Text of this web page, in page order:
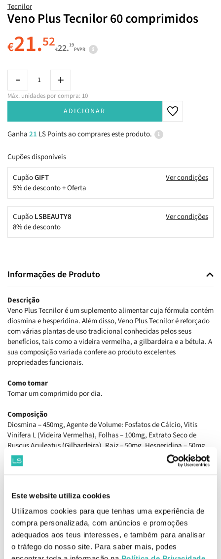
Este website utiliza cookies
Utilizamos cookies para que tenhas uma experiência de
compra personalizada, com anúncios e promoções
adequados aos teus interesses, e também para analisar
o tráfego do nosso site. Para saber mais, podes
Tecnilor
Veno Plus Tecnilor 60 comprimidos
€21.52€22.19
PVPR
Máx. unidades por compra: 10
ADICIONAR
Ganha21 LS Points ao comprares este produto.
Cupões disponíveis
CupãoGIFT
5% de desconto + Oferta
Ver condições
CupãoLSBEAUTY8
8% de desconto
Ver condições
Informações de Produto
Descrição
Veno Plus Tecnilor é um suplemento alimentar cuja fórmula contém
diosmina e hesperidina. Além disso, Veno Plus Tecnilor é reforçado
com várias plantas de uso tradicional conhecidas pelos seus
benefícios, tais como a videira vermelha, a gilbardeira e a bétula. A
sua composição variada confere ao produto excelentes
propriedades funcionais.
Como tomar
Tomar um comprimido por dia.
Composição
Diosmina – 450mg, Agente de Volume: Fosfatos de Cálcio, Vitis
Vinifera L (Videira Vermelha), Folhas – 100mg, Extrato Seco de
Ruscus Aculeatus (Gilbardeira), Raiz – 50mg, Hesperidina – 50mg,
Agente de Volume: Celulose Microcristalina, Agentes de
Revestimento: Poli(Álcool Vinílico)/(PVA), Óxido de Ferro Vermelho,
Polietilenoglicol, Talco, Óxido de Ferro Negro, Extrato Seco de
Polivinilpolipirrolidona, Agente de Volume:
Polivinilpolipirrolidona, Antiaglomerantes: Sais de Magnésio de
Ácidos Gordos, Dióxido de Silício.
Precauções
Não exceder a toma diária indicada, salvo indicação médica.